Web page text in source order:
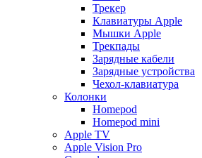
Трекер
Клавиатуры Apple
Мышки Apple
Трекпады
Зарядные кабели
Зарядные устройства
Чехол-клавиатура
Колонки
Homepod
Homepod mini
Apple TV
Apple Vision Pro